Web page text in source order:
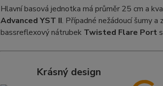
Hlavní basová jednotka má průměr 25 cm a
Advanced YST II. Případné nežádoucí šumy
bassreflexový nátrubek Twisted Flare Port
Krásný design